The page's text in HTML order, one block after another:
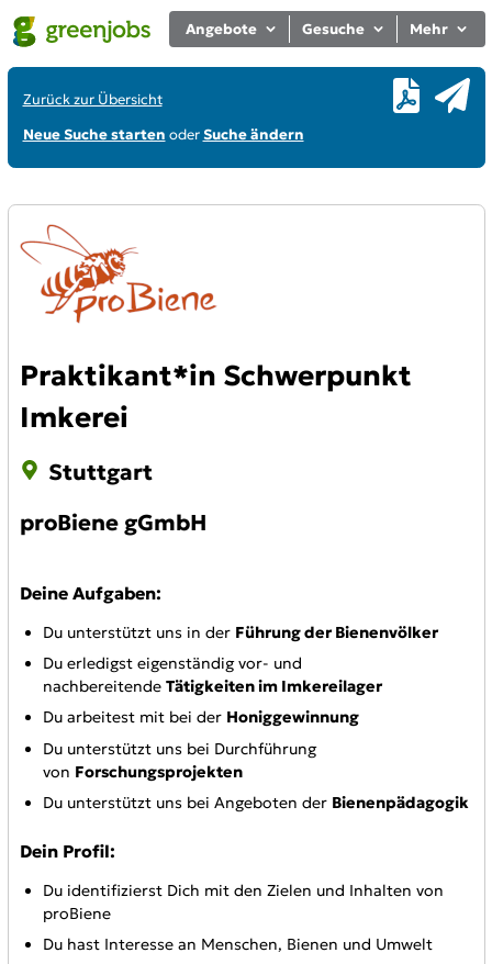
Angebote Gesuche Mehr
Zurück zur Übersicht
Neue Suche starten oderSuche ändern
Praktikant*in Schwerpunkt
Imkerei
Stuttgart
proBiene gGmbH
Deine Aufgaben:
Du unterstützt uns in der Führung der Bienenvölker
Du erledigst eigenständig vor- und
nachbereitende Tätigkeiten im Imkereilager
Du arbeitest mit bei der Honiggewinnung
Du unterstützt uns bei Durchführung
von Forschungsprojekten
Du unterstützt uns bei Angeboten der Bienenpädagogik
Dein Profil:
Du identifizierst Dich mit den Zielen und Inhalten von
proBiene
Du hast Interesse an Menschen, Bienen und Umwelt